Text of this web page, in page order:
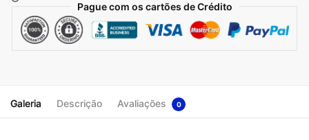
Pague com os cartões de Crédito
Galeria Descrição Avaliações 0